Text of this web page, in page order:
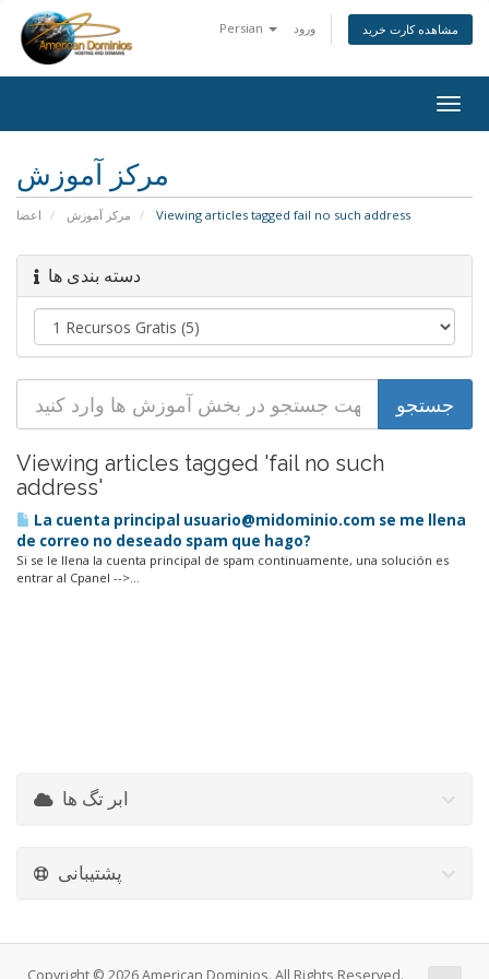
Persian ورود مشاهده کارت خرید
مرکز آموزش
اعضا مرکز آموزش Viewing articles tagged fail no such address
دسته بندی ها
Viewing articles tagged 'fail no such
address'
La cuenta principal usuario@midominio.com se me llena
de correo no deseado spam que hago?
Si se le llena la cuenta principal de spam continuamente, una solución es
entrar al Cpanel -->...
ابر تگ ها
پشتیبانی
Copyright © 2026 American Dominios. All Rights Reserved.